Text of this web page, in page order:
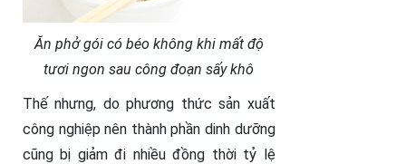
Ăn phở gói có béo không khi mất độ
tươi ngon sau công đoạn sấy khô
Thế nhưng, do phương thức sản xuất
công nghiệp nên thành phần dinh dưỡng
cũng bị giảm đi nhiều đồng thời tỷ lệ